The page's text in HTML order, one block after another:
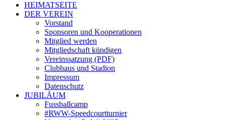
HEIMATSEITE
DER VEREIN
Vorstand
Sponsoren und Kooperationen
Mitglied werden
Mitgliedschaft kündigen
Vereinssatzung (PDF)
Clubhaus und Stadion
Impressum
Datenschutz
JUBILÄUM
Fussballcamp
#RWW-Speedcourtturnier